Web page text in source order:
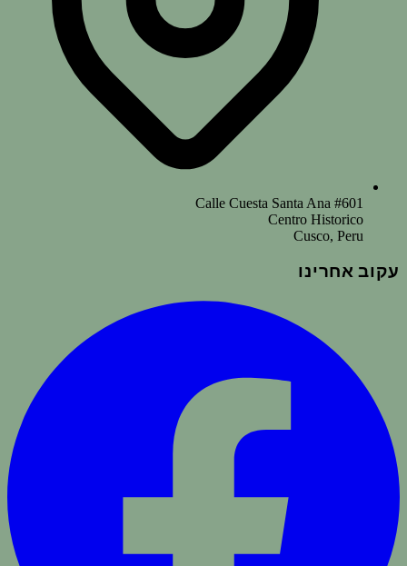
Calle Cuesta Santa Ana #601
Centro Historico
Cusco, Peru
עקוב אחרינו